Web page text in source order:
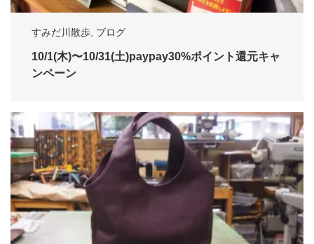
すみだ川散歩 ブログ
10/1(木)〜10/31(土)paypay30%ポイント還元キャ
ンペーン